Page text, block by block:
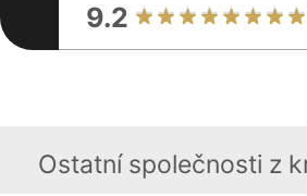
9.2
Ostatní společnosti z